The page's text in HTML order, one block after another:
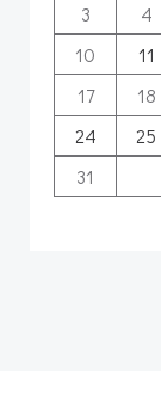
3
4
10
11
17
18
24
25
31